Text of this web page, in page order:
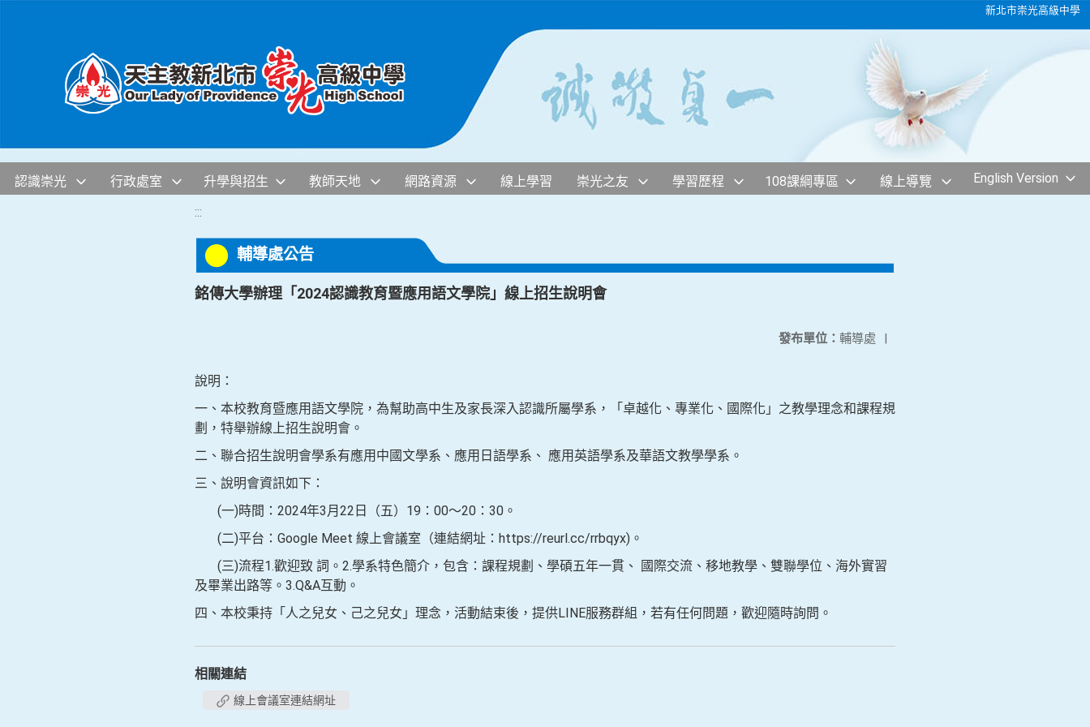
新北市崇光高級中學
認識崇光 行政處室 升學與招生 教師天地 網路資源 線上學習 崇光之友 學習歷程 108課綱專區 線上導覽 English Version
:::
輔導處公告
銘傳大學辦理「2024認識教育暨應用語文學院」線上招生說明會
發布單位： 輔導處 |
說明：
一、本校教育暨應用語文學院，為幫助高中生及家長深入認識所屬學系，「卓越化、專業化、國際化」之教學理念和課程規
劃，特舉辦線上招生說明會。
二、聯合招生說明會學系有應用中國文學系、應用日語學系、 應用英語學系及華語文教學學系。
三、說明會資訊如下：
(一)時間：2024年3月22日（五）19：00～20：30。
(二)平台：Google Meet 線上會議室（連結網址：https://reurl.cc/rrbqyx)。
(三)流程1.歡迎致 詞。2.學系特色簡介，包含：課程規劃、學碩五年一貫、 國際交流、移地教學、雙聯學位、海外實習
及畢業出路等。3.Q&A互動。
四、本校秉持「人之兒女、己之兒女」理念，活動結束後，提供LINE服務群組，若有任何問題，歡迎隨時詢問。
相關連結
線上會議室連結網址